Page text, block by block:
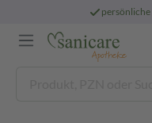
persönliche